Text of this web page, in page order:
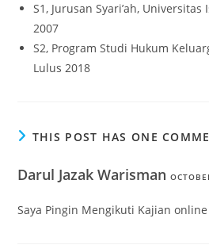
S1, Jurusan Syari’ah,
2007
S2, Program Studi Hukum
Lulus 2018
THIS POST HAS ONE
Darul Jazak Warisman
Saya Pingin Mengikuti Kajian